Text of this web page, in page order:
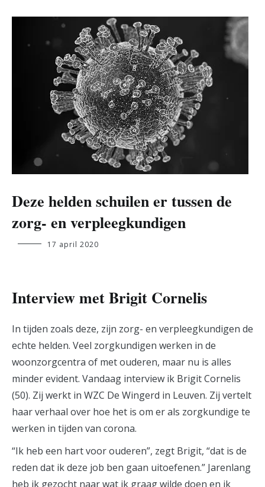
Deze helden schuilen er tussen de
zorg- en verpleegkundigen
bibi.bert@student.ehb.be
17 april 2020
Interview met Brigit Cornelis
In tijden zoals deze, zijn zorg- en verpleegkundigen de
echte helden. Veel zorgkundigen werken in de
woonzorgcentra of met ouderen, maar nu is alles
minder evident. Vandaag interview ik Brigit Cornelis
(50). Zij werkt in WZC De Wingerd in Leuven. Zij vertelt
haar verhaal over hoe het is om er als zorgkundige te
werken in tijden van corona.
“Ik heb een hart voor ouderen”, zegt Brigit, “dat is de
reden dat ik deze job ben gaan uitoefenen.” Jarenlang
heb ik gezocht naar wat ik graag wilde doen en ik